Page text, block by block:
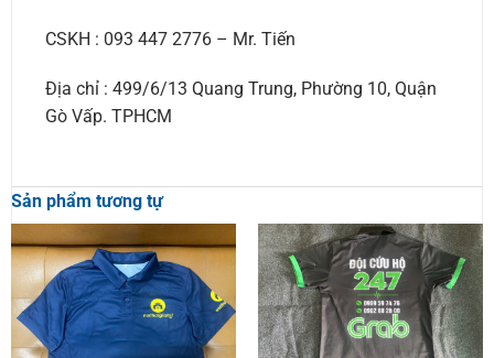
CSKH : 093 447 2776 – Mr. Tiến
Địa chỉ : 499/6/13 Quang Trung, Phường 10, Quận
Gò Vấp. TPHCM
Sản phẩm tương tự